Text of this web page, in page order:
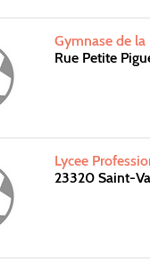
Gymnase de
Rue Petite
Lycee
23320 Saint-